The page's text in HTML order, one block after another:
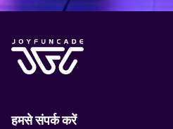
हमसे संपर्क करें